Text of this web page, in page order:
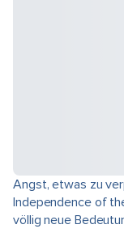
Angst, etwas zu
Independence of
völlig neue